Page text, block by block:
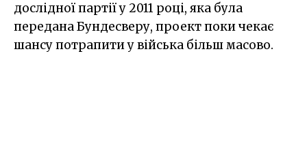
дослідної партії у 2011 році, яка була
передана Бундесверу, проект поки чекає
шансу потрапити у війська більш масово.